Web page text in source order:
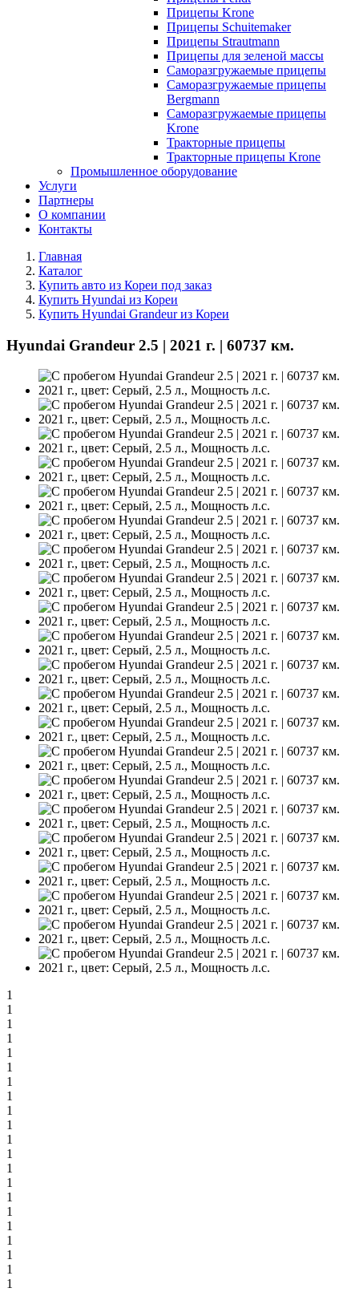
Прицепы Krone
Прицепы Schuitemaker
Прицепы Strautmann
Прицепы для зеленой массы
Саморазгружаемые прицепы
Саморазгружаемые прицепы
Bergmann
Саморазгружаемые прицепы
Krone
Тракторные прицепы
Тракторные прицепы Krone
Промышленное оборудование
Услуги
Партнеры
О компании
Контакты
Главная
Каталог
Купить авто из Кореи под заказ
Купить Hyundai из Кореи
Купить Hyundai Grandeur из Кореи
Hyundai Grandeur 2.5 | 2021 г. | 60737 км.
1
1
1
1
1
1
1
1
1
1
1
1
1
1
1
1
1
1
1
1
1